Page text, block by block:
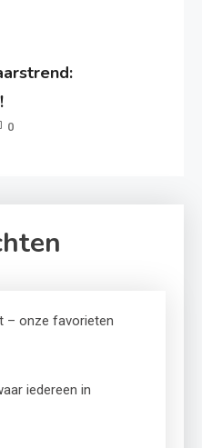
0
– onze favorieten
iedereen in